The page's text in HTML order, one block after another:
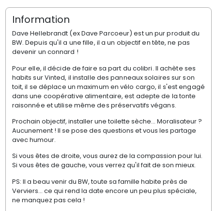
Information
Dave Hellebrandt (ex Dave Parcoeur) est un pur produit du
BW. Depuis qu'il a une fille, il a un objectif en tête, ne pas
devenir un connard !
Pour elle, il décide de faire sa part du colibri. Il achète ses
habits sur Vinted, il installe des panneaux solaires sur son
toit, il se déplace un maximum en vélo cargo, il s'est engagé
dans une coopérative alimentaire, est adepte de la tonte
raisonnée et utilise même des préservatifs végans.
Prochain objectif, installer une toilette sèche... Moralisateur ?
Aucunement ! Il se pose des questions et vous les partage
avec humour.
Si vous êtes de droite, vous aurez de la compassion pour lui.
Si vous êtes de gauche, vous verrez qu'il fait de son mieux.
PS: Il a beau venir du BW, toute sa famille habite près de
Verviers... ce qui rend la date encore un peu plus spéciale,
ne manquez pas cela !